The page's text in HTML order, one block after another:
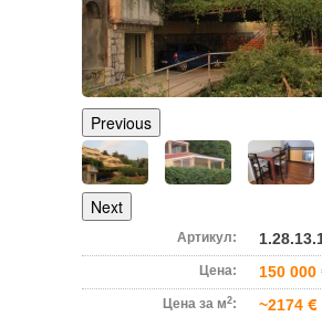
Previous
Next
Артикул:
Цена: 150 000
Цена за м2: ~2174